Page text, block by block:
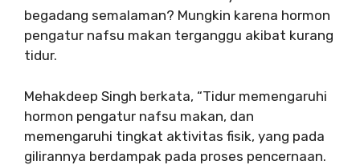
begadang semalaman? Mungkin karena hormon
pengatur nafsu makan terganggu akibat kurang
tidur.
Mehakdeep Singh berkata, “Tidur memengaruhi
hormon pengatur nafsu makan, dan
memengaruhi tingkat aktivitas fisik, yang pada
gilirannya berdampak pada proses pencernaan.